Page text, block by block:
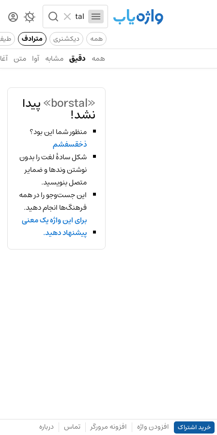
همه دیکشنری مترادف
همه دقیق مشابه آوا متن
«borstal» پیدا
نشد!
منظور شما این بود؟
ذخقسفشم
شکل سادهٔ لغت را بدون
نوشتن وندها و ضمایر
متصل بنویسید.
این جست‌وجو را در همه
فرهنگ‌ها انجام دهید.
برای این واژه یک معنی
پیشنهاد دهید.
خرید اشتراک افزودن واژه افزونه مرورگر تماس درباره